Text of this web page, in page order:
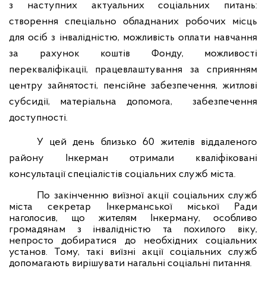
з наступних актуальних соціальних питань:
створення спеціально обладнаних робочих місць
для осіб з інвалідністю, можливість оплати навчання
за рахунок коштів Фонду, можливості
перекваліфікації, працевлаштування за сприянням
центру зайнятості, пенсійне забезпечення, житлові
субсидії, матеріальна допомога,
забезпечення
доступності.
У цей день близько 60 жителів віддаленого
району
Інкерман отримали кваліфіковані
консультації спеціалістів соціальних служб міста.
По закінченню виїзної акції соціальних служб
міста секретар Інкерманської міської Ради
наголосив, що жителям Інкерману, особливо
громадянам з інвалідністю та похилого віку,
непросто добиратися до необхідних соціальних
установ. Тому, такі виїзні акції соціальних служб
допомагають вирішувати нагальні соціальні питання.